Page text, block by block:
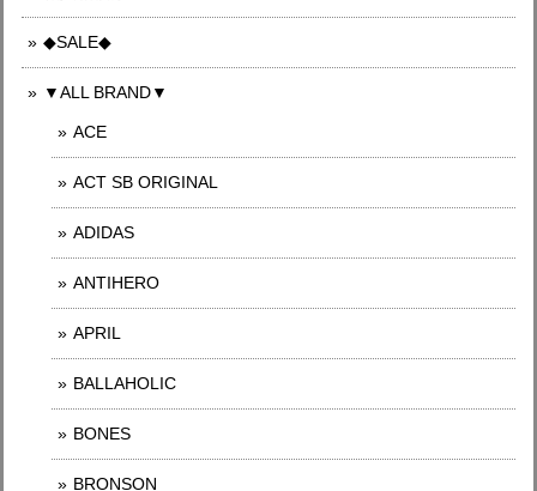
◆SALE◆
▼ALL BRAND▼
ACE
ACT SB ORIGINAL
ADIDAS
ANTIHERO
APRIL
BALLAHOLIC
BONES
BRONSON